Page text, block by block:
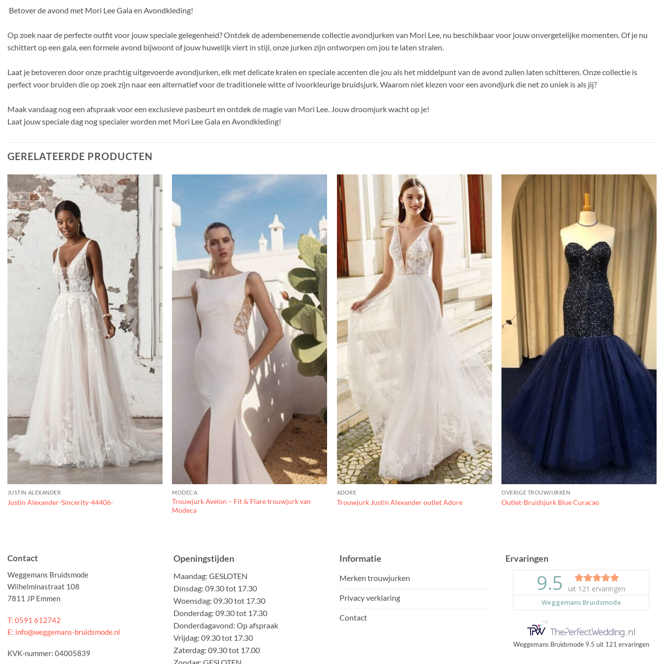
Betover de avond met Mori Lee Gala en Avondkleding!
Op zoek naar de perfecte outfit voor jouw speciale gelegenheid? Ontdek de adembenemende collectie avondjurken van Mori Lee, nu beschikbaar voor jouw onvergetelijke momenten. Of je nu
schittert op een gala, een formele avond bijwoont of jouw huwelijk viert in stijl, onze jurken zijn ontworpen om jou te laten stralen.
Laat je betoveren door onze prachtig uitgevoerde avondjurken, elk met delicate kralen en speciale accenten die jou als het middelpunt van de avond zullen laten schitteren. Onze collectie is
perfect voor bruiden die op zoek zijn naar een alternatief voor de traditionele witte of ivoorkleurige bruidsjurk. Waarom niet kiezen voor een avondjurk die net zo uniek is als jij?
Maak vandaag nog een afspraak voor een exclusieve pasbeurt en ontdek de magie van Mori Lee. Jouw droomjurk wacht op je!
Laat jouw speciale dag nog specialer worden met Mori Lee Gala en Avondkleding!
GERELATEERDE PRODUCTEN
Toevoegen
aan
verlanglijst
JUSTIN ALEXANDER
Justin Alexander-Sincerity-44406-
MODECA
Trouwjurk Avelon – Fit & Flare trouwjurk van
Modeca
Toevoegen
aan
verlanglijst
ADORE
Trouwjurk Justin Alexander outlet Adore
OVERIGE TROUWJURKEN
Outlet-Bruidsjurk Blue Curacao
Contact
Weggemans Bruidsmode
Wilhelminastraat 108
7811 JP Emmen
T: 0591 612742
E: info@weggemans-bruidsmode.nl
KVK-nummer: 04005839
Openingstijden
Maandag: GESLOTEN
Dinsdag: 09.30 tot 17.30
Woensdag: 09.30 tot 17.30
Donderdag: 09.30 tot 17.30
Donderdagavond: Op afspraak
Vrijdag: 09.30 tot 17.30
Zaterdag: 09.30 tot 17.00
Zondag: GESLOTEN
Informatie
Merken trouwjurken
Privacy verklaring
Contact
Ervaringen
Weggemans Bruidsmode 9.5 uit 121 ervaringen